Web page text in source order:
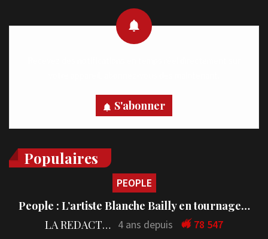
S'abonner
Populaires
PEOPLE
People : L’artiste Blanche Bailly en tournage…
LA REDACTION 4 ans depuis 78 547